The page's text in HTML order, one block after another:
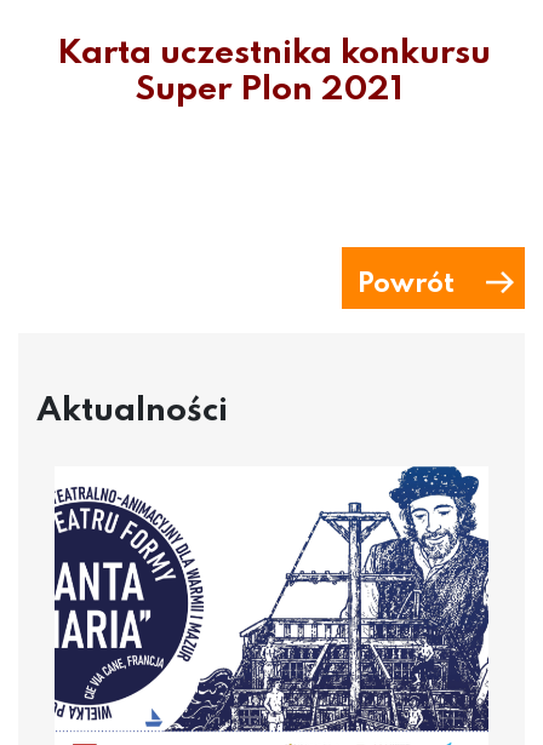
Karta uczestnika konkursu
Super Plon 2021
Powrót
Aktualności